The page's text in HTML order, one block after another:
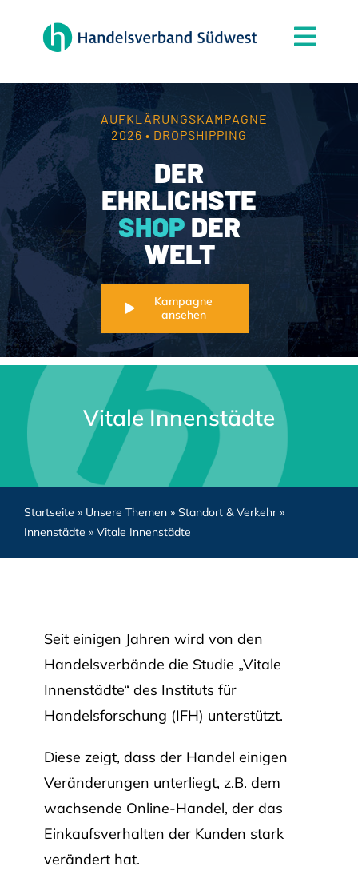
Themen
Mitgliedschaft
Partner
News
Handelsjournal
Kontakt
AUFKLÄRUNGSKAMPAGNE
2026 • DROPSHIPPING
DER
EHRLICHSTE
SHOP DER
WELT
Kampagne
ansehen
Vitale Innenstädte
Startseite » Unsere Themen» Standort & Verkehr»
Innenstädte » Vitale Innenstädte
Seit einigen Jahren wird von den
Handelsverbände die Studie „Vitale
Innenstädte“ des Instituts für
Handelsforschung (IFH) unterstützt.
Diese zeigt, dass der Handel einigen
Veränderungen unterliegt, z.B. dem
wachsende Online-Handel, der das
Einkaufsverhalten der Kunden stark
verändert hat.